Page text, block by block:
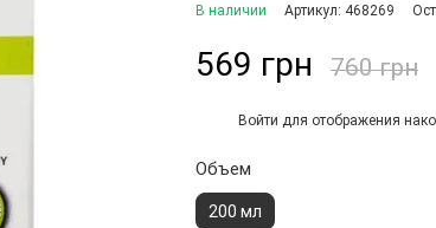
В наличии Артикул: 468269
569 грн 760 грн
Войти для отображения
Объем
200 мл